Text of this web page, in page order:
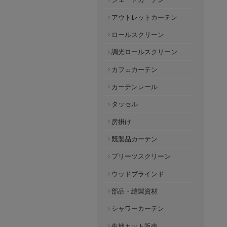
アウトレットカーテン
ロールスクリーン
調光ロールスクリーン
カフェカーテン
カーテンレール
タッセル
房掛け
既製品カーテン
プリーツスクリーン
ウッドブラインド
部品・縫製資材
シャワーカーテン